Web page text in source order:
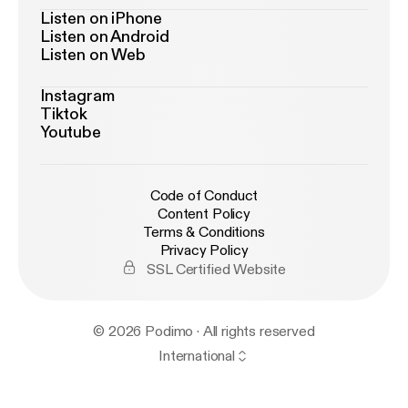
Mediano og medlemskabet [
u/oversigt/2024/7/2/f-svar-p-dine-sprgsml-til-dit-
medlemskab-af-stt-mediano
nyhedsbrev hver uge [
edsbrev]
Listen on iPhone
Listen on Android
Listen on Web
Instagram
Tiktok
Youtube
Code of Conduct
Content Policy
Terms & Conditions
Privacy Policy
SSL Certified Website
© 2026 Podimo · All rights reserved
International